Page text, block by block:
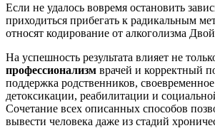
Если не удалось вовремя остановить
приходиться прибегать к радикальным
относят кодирование от алкоголизма
На успешность результата влияет не
профессионализм врачей и корректный
поддержка родственников,
детоксикации, реабилитации и
Сочетание всех описанных способов
вывести человека даже из стадий